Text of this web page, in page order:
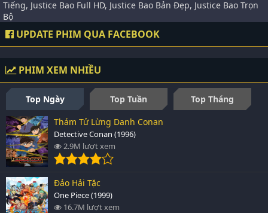
Tiếng, Justice Bao Full HD, Justice Bao Bản Đẹp, Justice Bao Trọn
Bộ
UPDATE PHIM QUA FACEBOOK
PHIM XEM NHIỀU
Top Ngày Top Tuần
Top Tháng
Thám Tử Lừng Danh Conan
Detective Conan (1996)
2.9M lượt xem
Đảo Hải Tặc
One Piece (1999)
16.7M lượt xem